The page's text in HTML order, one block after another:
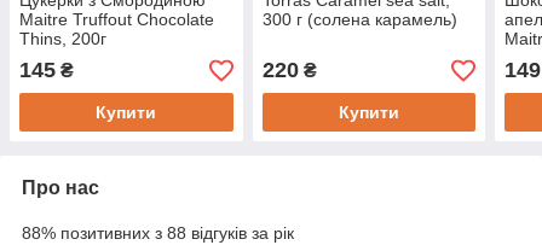
Maitre Truffout Chocolate
Thins, 200г
145 ₴
Купити
300 г (солена карамель)
220₴
Купити
149
Про нас
88% позитивних з 88 відгуків за рік